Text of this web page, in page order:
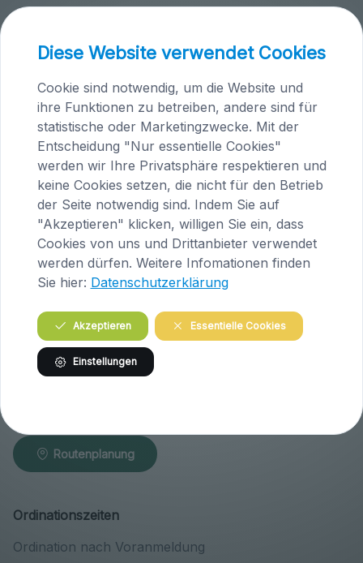
Brandlhof
Höfern 1
A-9063 Maria Saal
Österreich
Tel.04223 / 200 23
Routenplanung
Wiener Straße 146
A-3400 Klosterneuburg
Österreich
Routenplanung
Ordinationszeiten
Ordination nach Voranmeldung
Diese Website verwendet Cookies
Cookie sind notwendig, um die Website und
ihre Funktionen zu betreiben, andere sind für
statistische oder Marketingzwecke. Mit der
Entscheidung "Nur essentielle Cookies"
werden wir Ihre Privatsphäre respektieren und
keine Cookies setzen, die nicht für den Betrieb
der Seite notwendig sind. Indem Sie auf
"Akzeptieren" klicken, willigen Sie ein, dass
Cookies von uns und Drittanbieter verwendet
werden dürfen. Weitere Infomationen finden
Sie hier: Datenschutzerklärung
Akzeptieren Essentielle Cookies
Einstellungen